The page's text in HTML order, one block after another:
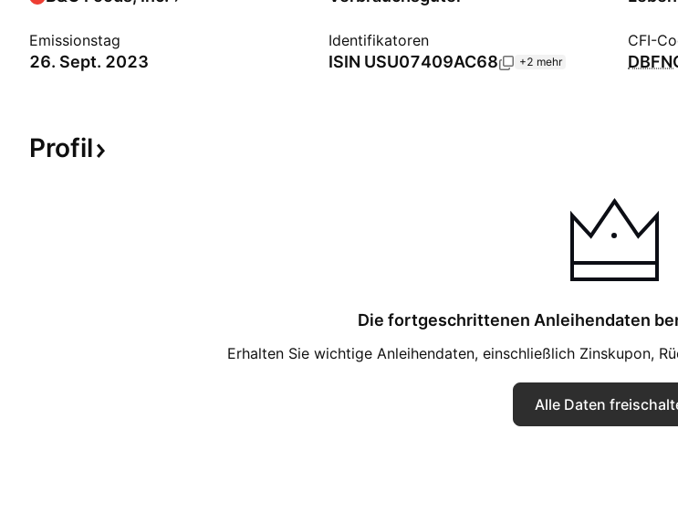
Emissionstag
26. Sept. 2023
Identifikatoren
ISIN USU07409AC68 +2 mehr
CFI-
Profil
Die fortgeschrittenen Anleihendaten
Erhalten Sie wichtige Anleihendaten, einschließlich Zinskupon,
Alle Daten